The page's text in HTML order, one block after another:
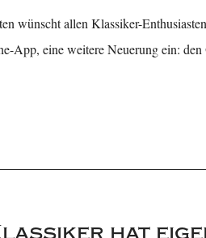
wünscht allen Klassiker-
App, eine weitere Neuerung ein:
hat